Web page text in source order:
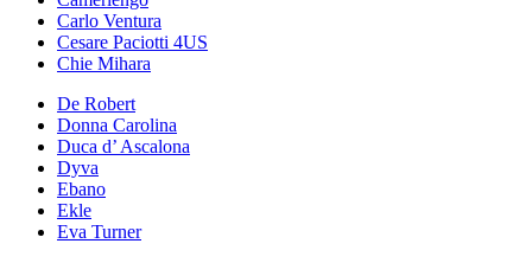
Carlo Ventura
Cesare Paciotti 4US
Chie Mihara
De Robert
Donna Carolina
Duca d’ Ascalona
Dyva
Ebano
Ekle
Eva Turner